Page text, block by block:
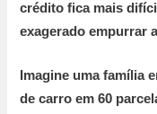
crédito fica mais
exagerado empurrar
Imagine uma família
de carro em60